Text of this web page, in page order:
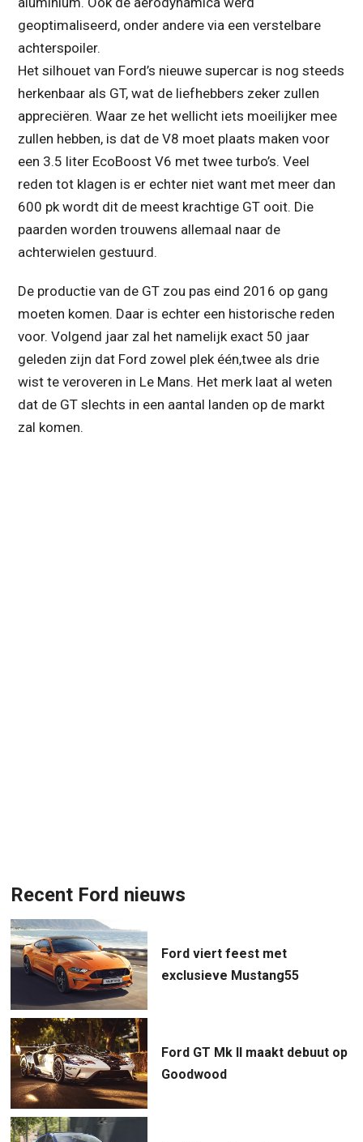
geoptimaliseerd, onder andere via een verstelbare
achterspoiler.
Het silhouet van Ford’s nieuwe supercar is nog steeds
herkenbaar als GT, wat de liefhebbers zeker zullen
appreciëren. Waar ze het wellicht iets moeilijker mee
zullen hebben, is dat de V8 moet plaats maken voor
een 3.5 liter EcoBoost V6 met twee turbo’s. Veel
reden tot klagen is er echter niet want met meer dan
600 pk wordt dit de meest krachtige GT ooit. Die
paarden worden trouwens allemaal naar de
achterwielen gestuurd.
De productie van de GT zou pas eind 2016 op gang
moeten komen. Daar is echter een historische reden
voor. Volgend jaar zal het namelijk exact 50 jaar
geleden zijn dat Ford zowel plek één,twee als drie
wist te veroveren in Le Mans. Het merk laat al weten
dat de GT slechts in een aantal landen op de markt
zal komen.
Recent Ford nieuws
Ford viert feest met
exclusieve Mustang55
Ford GT Mk II maakt debuut op
Goodwood